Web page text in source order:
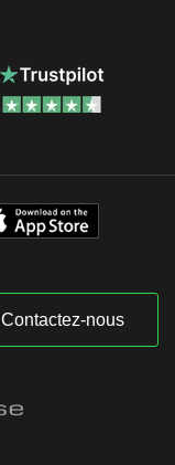
Contactez-nous